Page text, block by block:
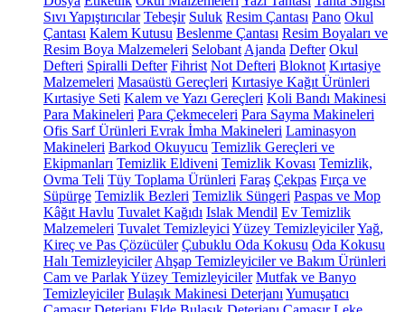
Sıvı Yapıştırıcılar Tebeşir Suluk Resim Çantası Pano Okul
Çantası Kalem Kutusu Beslenme Çantası Resim Boyaları ve
Resim Boya Malzemeleri Selobant Ajanda Defter Okul
Defteri Spiralli Defter Fihrist Not Defteri Bloknot Kırtasiye
Malzemeleri Masaüstü Gereçleri Kırtasiye Kağıt Ürünleri
Kırtasiye Seti Kalem ve Yazı Gereçleri Koli Bandı Makinesi
Para Makineleri Para Çekmeceleri Para Sayma Makineleri
Ofis Sarf Ürünleri Evrak İmha Makineleri Laminasyon
Makineleri Barkod Okuyucu Temizlik Gereçleri ve
Ekipmanları Temizlik Eldiveni Temizlik Kovası Temizlik,
Ovma Teli Tüy Toplama Ürünleri Faraş Çekpas Fırça ve
Süpürge Temizlik Bezleri Temizlik Süngeri Paspas ve Mop
Kâğıt Havlu Tuvalet Kağıdı Islak Mendil Ev Temizlik
Malzemeleri Tuvalet Temizleyici Yüzey TemizleyicilerYağ,
Kireç ve Pas Çözücüler Çubuklu Oda Kokusu Oda Kokusu
Halı Temizleyiciler Ahşap Temizleyiciler ve Bakım Ürünleri
Cam ve Parlak Yüzey Temizleyiciler Mutfak ve Banyo
Temizleyiciler Bulaşık Makinesi Deterjanı Yumuşatıcı